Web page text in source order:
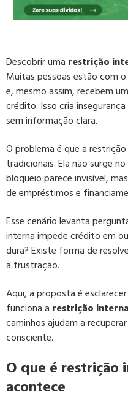
Descobrir uma restrição
Muitas pessoas estão com
e, mesmo assim, recebem
crédito. Isso cria
sem informação clara.
O problema é que a
tradicionais. Ela não surge
bloqueio parece invisível,
de empréstimos e
Esse cenário levanta
interna impede crédito em
dura? Existe forma de
a frustração.
Aqui, a proposta é
funciona a restrição interna
caminhos ajudam a
consciente.
O que é restrição
acontece